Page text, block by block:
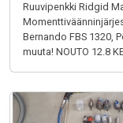
Ruuvipenkki Ridgid
Bernando FBS 1320,
muuta! NOUTO 12.8